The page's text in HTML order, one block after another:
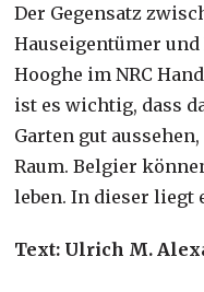
Der Gegensatz
Hauseigentümer
Hooghe im NRC
ist es wichtig, dass
Garten gut
Raum. Belgier
leben. In dieser liegt
Text: Ulrich M.